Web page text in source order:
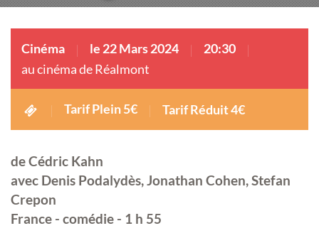
Cinéma le 22 Mars 2024
20:30
au cinéma de Réalmont
Tarif Plein 5€ Tarif Réduit 4€
de Cédric Kahn
avec Denis Podalydès, Jonathan Cohen, Stefan
Crepon
France - comédie - 1 h 55